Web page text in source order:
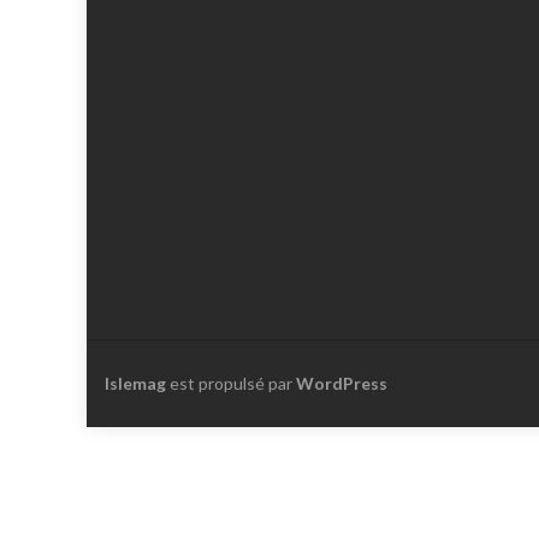
Islemag est propulsé parWordPress